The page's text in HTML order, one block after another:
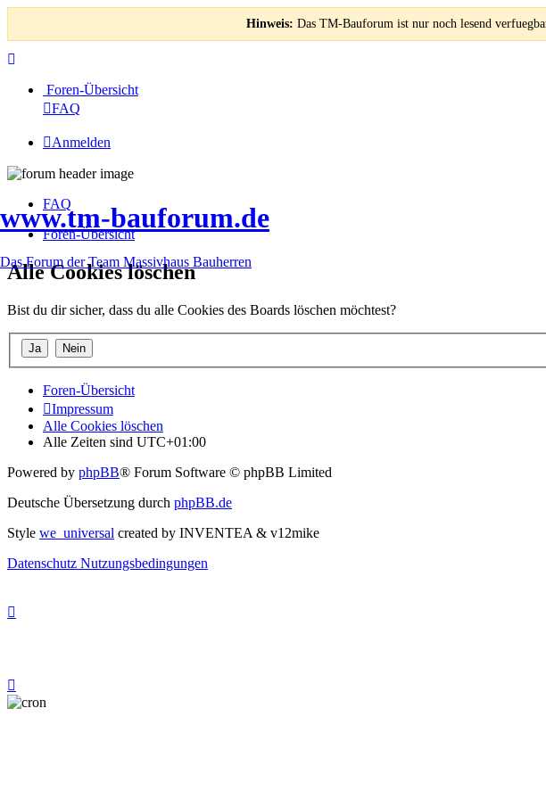
Hinweis: Das TM-Bauforum ist nur noch lesend
Foren-Übersicht
FAQ
Anmelden
www.tm-bauforum.de
Das Forum der Team Massivhaus Bauherren
FAQ
Foren-Übersicht
Alle Cookies löschen
Bist du dir sicher, dass du alle Cookies des Boards löschen möchtest?
Foren-Übersicht
Impressum
Alle Cookies löschen
Alle Zeiten sind UTC+01:00
Powered by phpBB® Forum Software © phpBB Limited
Deutsche Übersetzung durch phpBB.de
Style we_universal created by INVENTEA & v12mike
Datenschutz Nutzungsbedingungen